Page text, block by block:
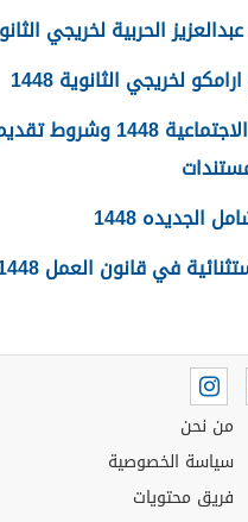
الحربية لخريجي الثانوية
لخريجي الثانوية 1448
اعفاء بنك التنمية الاجتماعية
الجديده 1448
في قانون العمل 1448
من نحن
سياسة الخصوصية
فريق محتويات